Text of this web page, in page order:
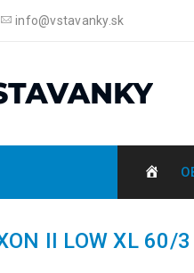
info@vstavanky.sk
II LOW XL 60/